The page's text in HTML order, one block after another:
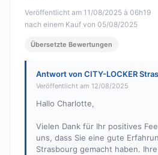
Veröffentlicht am 11/08/2025 à 06h19
nach einem Kauf von 05/08/2025
Übersetzte Bewertungen
Antwort von CITY-LOCKER
Veröffentlicht am 12/08/2025
Hallo Charlotte,
Vielen Dank für Ihr positives
uns, dass Sie eine gute
Strasbourg gemacht haben.